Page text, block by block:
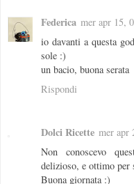
Federica mer apr 15,
io davanti a questa
sole :)
un bacio, buona serata
Rispondi
Dolci Ricette mer apr
Non conoscevo
delizioso, e ottimo per
Buona giornata :)